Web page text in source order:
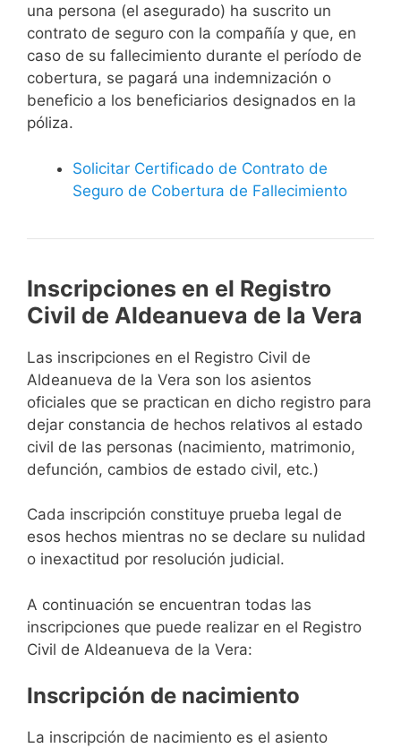
una persona (el asegurado) ha suscrito un
contrato de seguro con la compañía y que, en
caso de su fallecimiento durante el período de
cobertura, se pagará una indemnización o
beneficio a los beneficiarios designados en la
póliza.
Solicitar Certificado de Contrato de
Seguro de Cobertura de Fallecimiento
Inscripciones en el Registro
Civil de Aldeanueva de la Vera
Las inscripciones en el Registro Civil de
Aldeanueva de la Vera son los asientos
oficiales que se practican en dicho registro para
dejar constancia de hechos relativos al estado
civil de las personas (nacimiento, matrimonio,
defunción, cambios de estado civil, etc.)
Cada inscripción constituye prueba legal de
esos hechos mientras no se declare su nulidad
o inexactitud por resolución judicial.
A continuación se encuentran todas las
inscripciones que puede realizar en el Registro
Civil de Aldeanueva de la Vera:
Inscripción de nacimiento
La inscripción de nacimiento es el asiento